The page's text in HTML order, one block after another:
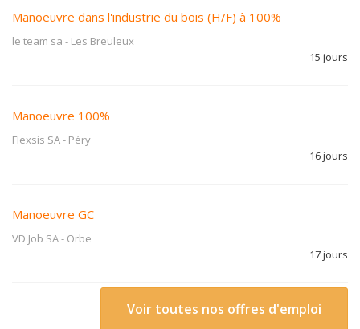
Manoeuvre dans l'industrie du bois (H/F) à 100%
le team sa - Les Breuleux
15 jours
Manoeuvre 100%
Flexsis SA- Péry
16 jours
Manoeuvre GC
VD Job SA- Orbe
17 jours
Voir toutes nos offres d'emploi